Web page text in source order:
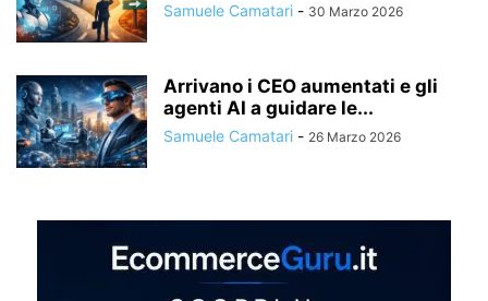
Samuele Camatari - 30 Marzo 2026
Arrivano i CEO aumentati e gli
agenti AI a guidare le...
Samuele Camatari - 26 Marzo 2026